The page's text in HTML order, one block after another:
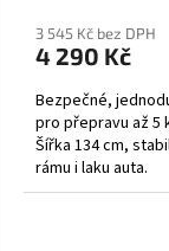
3 545 Kč bez DPH
4 290 Kč
Bezpečné,
pro přepravu až 5
Šířka 134 cm,
rámu i laku auta.